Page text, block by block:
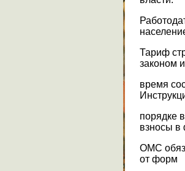
Тариф
законом
время
порядке
взносы
ОМС
от форм